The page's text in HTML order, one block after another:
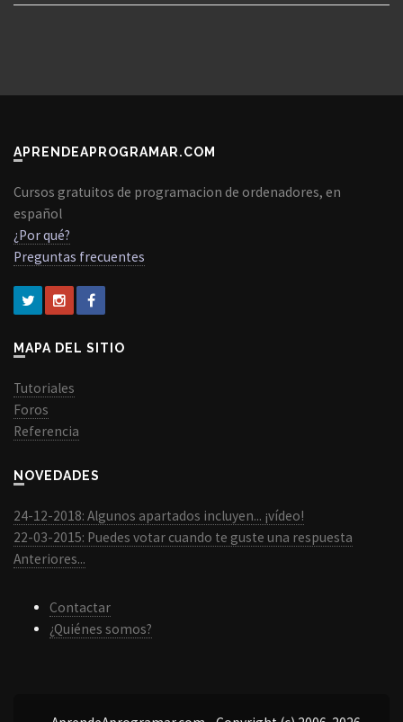
APRENDEAPROGRAMAR.COM
Cursos gratuitos de programacion de ordenadores, en
español
¿Por qué?
Preguntas frecuentes
MAPA DEL SITIO
Tutoriales
Foros
Referencia
NOVEDADES
24-12-2018: Algunos apartados incluyen... ¡vídeo!
22-03-2015: Puedes votar cuando te guste una respuesta
Anteriores...
Contactar
¿Quiénes somos?